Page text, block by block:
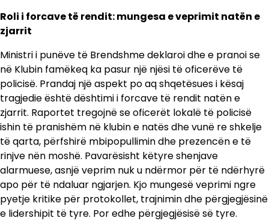
Roli i forcave të rendit: mungesa e veprimit natën e
zjarrit
Ministri i punëve të Brendshme deklaroi dhe e pranoi se
në Klubin famëkeq ka pasur një njësi të oficerëve të
policisë. Prandaj një aspekt po aq shqetësues i kësaj
tragjedie është dështimi i forcave të rendit natën e
zjarrit. Raportet tregojnë se oficerët lokalë të policisë
ishin të pranishëm në klubin e natës dhe vunë re shkelje
të qarta, përfshirë mbipopullimin dhe prezencën e të
rinjve nën moshë. Pavarësisht këtyre shenjave
alarmuese, asnjë veprim nuk u ndërmor për të ndërhyrë
apo për të ndaluar ngjarjen. Kjo mungesë veprimi ngre
pyetje kritike për protokollet, trajnimin dhe përgjegjësinë
e lidershipit të tyre. Por edhe përgjegjësisë së tyre.